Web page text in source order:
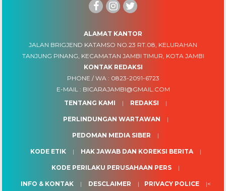
ALAMAT KANTOR
JALAN BRIGJEND KATAMSO NO.23 RT.08, KELURAHAN
TANJUNG PINANG, KECAMATAN JAMBI TIMUR, KOTA JAMBI
KONTAK REDAKSI
PHONE / WA : 0823-2091-6723
E-MAIL : BICARAJAMBI@GMAIL.COM
TENTANG KAMI
REDAKSI
PERLINDUNGAN WARTAWAN
PEDOMAN MEDIA SIBER
KODE ETIK HAK JAWAB DAN KOREKSI BERITA
KODE PERILAKU PERUSAHAAN PERS
INFO & KONTAK DESCLAIMER PRIVACY POLICE <